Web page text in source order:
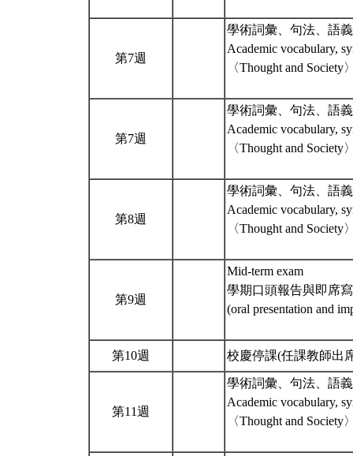
第7週
學術詞彙、句法、語
Academic vocabulary,
〈Thought and Society
第7週
學術詞彙、句法、語
Academic vocabulary,
〈Thought and Society
第8週
學術詞彙、句法、語
Academic vocabulary,
〈Thought and Society
第9週
Mid-term exam
學期口頭報告與即席
(oral presentation and
第10週 校慶停課(任課教師出
第11週
學術詞彙、句法、語
Academic vocabulary,
〈Thought and Society